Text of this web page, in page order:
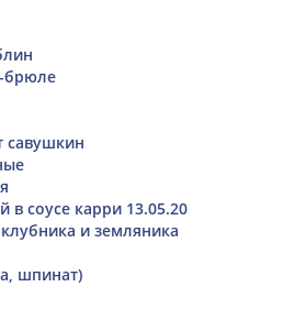
брюле
савушкин
в соусе карри 13.05.20
и земляника
шпинат)